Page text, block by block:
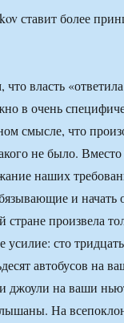
ставит более
что власть
в очень
смысле, что
не было. Вместо
наших
и начать
стране произвела
усилие: сто
автобусов на
джоули на ваши
На